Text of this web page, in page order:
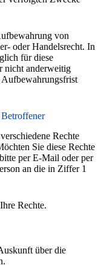
von
oder Handelsrecht. In
für diese
nicht anderweitig
Aufbewahrungsfrist
Rechte
Sie diese Rechte
per E-Mail oder per
an die in Ziffer 1
Rechte.
über die